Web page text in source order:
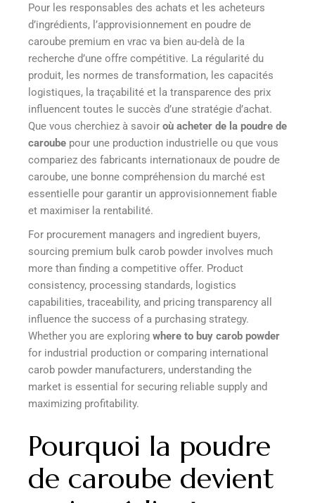
Pour les responsables des achats et les acheteurs
d’ingrédients, l’approvisionnement en poudre de
caroube premium en vrac va bien au-delà de la
recherche d’une offre compétitive. La régularité du
produit, les normes de transformation, les capacités
logistiques, la traçabilité et la transparence des prix
influencent toutes le succès d’une stratégie d’achat.
Que vous cherchiez à savoir où acheter de la poudre de
caroube pour une production industrielle ou que vous
compariez des fabricants internationaux de poudre de
caroube, une bonne compréhension du marché est
essentielle pour garantir un approvisionnement fiable
et maximiser la rentabilité.
For procurement managers and ingredient buyers,
sourcing premium bulk carob powder involves much
more than finding a competitive offer. Product
consistency, processing standards, logistics
capabilities, traceability, and pricing transparency all
influence the success of a purchasing strategy.
Whether you are exploring where to buy carob powder
for industrial production or comparing international
carob powder manufacturers, understanding the
market is essential for securing reliable supply and
maximizing profitability.
Pourquoi la poudre
de caroube devient